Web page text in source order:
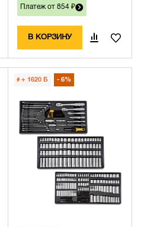
Платеж от 854 ₽
В КОРЗИНУ
+ 1620 Б 6%